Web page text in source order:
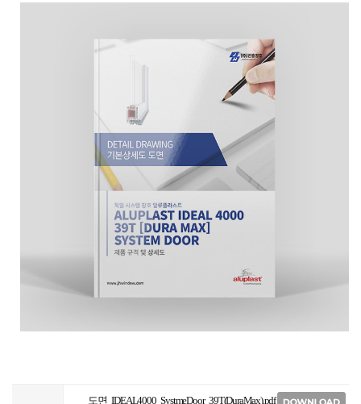
도면_IDEAL4000_SystmeDoor_39T(DuraMax).pdf